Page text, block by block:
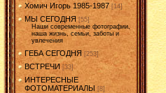
Хомич Игорь 1985-1987 [14]
МЫ СЕГОДНЯ [55]
Наши современные фотографии,
наша жизнь, семьи, заботы и
увлечения
ГЕБА СЕГОДНЯ [253]
ВСТРЕЧИ [33]
ИНТЕРЕСНЫЕ
ФОТОМАТЕРИАЛЫ [8]